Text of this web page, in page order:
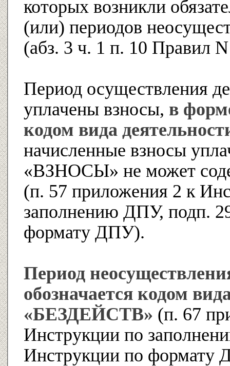
которых возникли
(или) периодов
(абз. 3 ч. 1 п. 10 Правил
Период осуществления
уплачены взносы, в
кодом вида
начисленные взносы
«ВЗНОСЫ» не может
(п. 57 приложения 2 к
заполнению ДПУ, подп.
формату ДПУ).
Период
обозначается кодом
«БЕЗДЕЙСТВ» (п. 67
Инструкции по
Инструкции по